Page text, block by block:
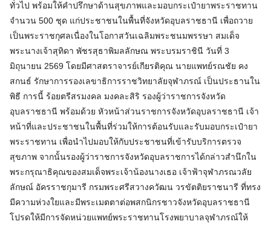
ทั่วไป พร้อมให้คำปรึกษาด้านสุขภาพและมอบกระเป๋ายาพระราชทาน
จำนวน 500 ชุด แก่ประชาชนในพื้นที่จังหวัดอุบลราชธานี เพื่อถวาย
เป็นพระราชกุศลเนื่องในโอกาสวันเฉลิมพระชนมพรรษา สมเด็จ
พระนางเจ้าสุทิดา พัชรสุธาพิมลลักษณ พระบรมราชินี วันที่ 3
มิถุนายน 2569 โดยมีศาสตราจารย์เกียรติคุณ นายแพทย์รณชัย คง
สกนธ์ รักษาการรองเลขาธิการราชวิทยาลัยจุฬาภรณ์ เป็นประธานใน
พิธี การนี้ ร้อยตรีสรมงคล มงคละสิริ รองผู้ว่าราชการจังหวัด
อุบลราชธานี พร้อมด้วย หัวหน้าส่วนราชการจังหวัดอุบลราชธานี เจ้า
หน้าที่และประชาชนในพื้นที่ร่วมให้การต้อนรับและรับมอบกระเป๋ายา
พระราชทาน เพื่อนำไปมอบให้กับประชาชนที่เข้ารับบริการตรวจ
สุขภาพ จากนั้นรองผู้ว่าราชการจังหวัดอุบลราชการได้กล่าวสำนึกใน
พระกรุณาธิคุณของสมเด็จพระเจ้าน้องนางเธอ เจ้าฟ้าจุฬาภรณวลัย
ลักษณ์ อัครราชกุมารี กรมพระศรีสวางควัฒน วรขัตติยราชนารี ที่ทรง
มีความห่วงใยและมีพระเมตตาต่อพสกนิกรชาวจังหวัดอุบลราชธานี
โปรดให้มีการจัดหน่วยแพทย์พระราชทานโรงพยาบาลจุฬาภรณ์ให้